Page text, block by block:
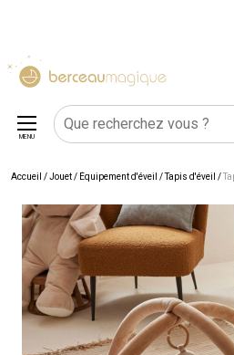
MENU
Accueil /Jouet/ Équipement d'éveil /Tapis d'éveil /